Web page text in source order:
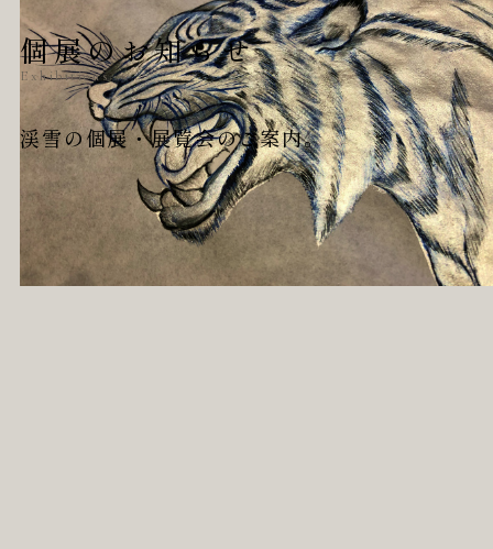
個展のお知らせ
Exhibitions
渓雪の個展・展覧会のご案内。